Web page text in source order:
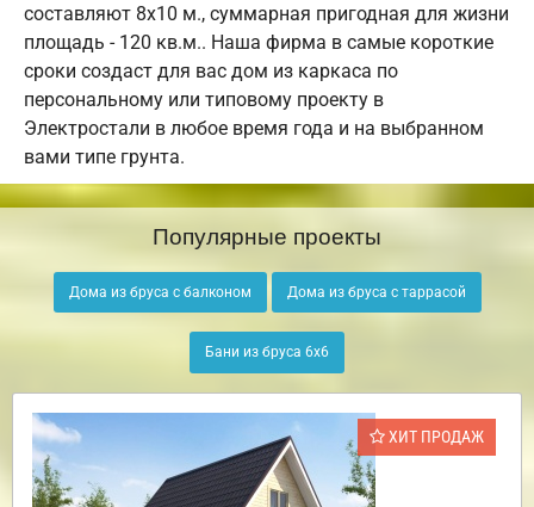
составляют 8х10 м., суммарная пригодная для жизни
площадь - 120 кв.м.. Наша фирма в самые короткие
сроки создаст для вас дом из каркаса по
персональному или типовому проекту в
Электростали в любое время года и на выбранном
вами типе грунта.
Популярные проекты
Дома из бруса с балконом Дома из бруса с таррасой
Бани из бруса 6х6
ХИТ ПРОДАЖ